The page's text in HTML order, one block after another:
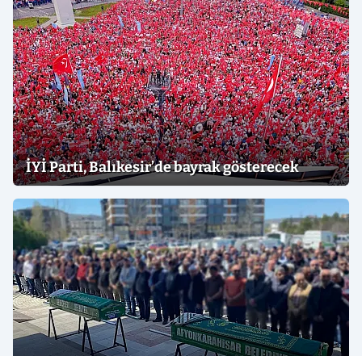
İYİ Parti, Balıkesir’de bayrak gösterecek